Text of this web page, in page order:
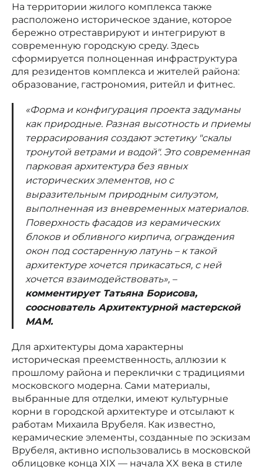
На территории жилого комплекса также
расположено историческое здание, которое
бережно отреставрируют и интегрируют в
современную городскую среду. Здесь
сформируется полноценная инфраструктура
для резидентов комплекса и жителей района:
образование, гастрономия, ритейл и фитнес.
«Форма и конфигурация проекта задуманы
как природные. Разная высотность и приемы
террасирования создают эстетику "скалы
тронутой ветрами и водой". Это современная
парковая архитектура без явных
исторических элементов, но с
выразительным природным силуэтом,
выполненная из вневременных материалов.
Поверхность фасадов из керамических
блоков и обливного кирпича, ограждения
окон под состаренную латунь – к такой
архитектуре хочется прикасаться, с ней
хочется взаимодействовать», –
комментирует Татьяна Борисова,
сооснователь Архитектурной мастерской
МАМ.
Для архитектуры дома характерны
историческая преемственность, аллюзии к
прошлому района и переклички с традициями
московского модерна. Сами материалы,
выбранные для отделки, имеют культурные
корни в городской архитектуре и отсылают к
работам Михаила Врубеля. Как известно,
керамические элементы, созданные по эскизам
Врубеля, активно использовались в московской
облицовке конца XIX — начала XX века в стиле